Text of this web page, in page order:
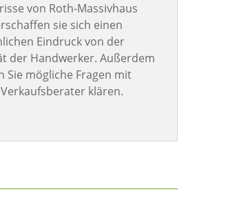
von Roth-Massivhaus
sie sich einen
Eindruck von der
der Handwerker. Außerdem
Sie mögliche Fragen mit
klären.